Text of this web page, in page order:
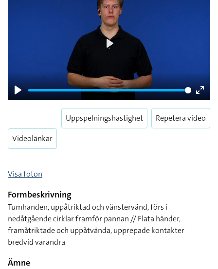
Play
Enter
Videolänkar
Uppspelningshastighet Repetera video
Visa foton
Formbeskrivning
Tumhanden, uppåtriktad och vänstervänd, förs i
nedåtgående cirklar framför pannan // Flata händer,
framåtriktade och uppåtvända, upprepade kontakter
bredvid varandra
Ämne